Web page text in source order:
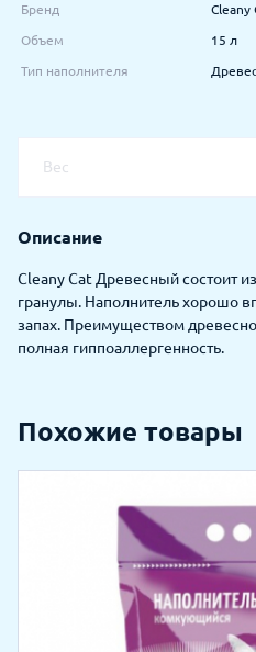
Бренд Cleany
Объем 15 л
Тип наполнителя
Вес
Описание
Cleany Cat Древесный состоит
гранулы. Наполнитель хорошо
запах. Преимуществом
полная гиппоаллергенность.
Похожие товары